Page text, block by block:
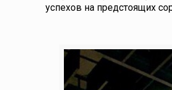
успехов на предстоящих